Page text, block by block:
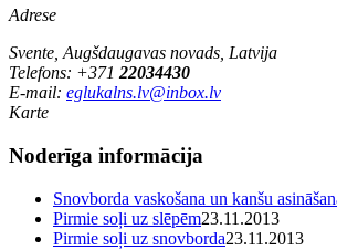
Adrese
Svente, Augšdaugavas novads, Latvija
Telefons: +371 22034430
E-mail: eglukalns.lv@inbox.lv
Karte
Noderīga informācija
Snovborda vaskošana un kanšu
Pirmie soļi uz slēpēm23.11.2013
Pirmie soļi uz snovborda23.11.2013